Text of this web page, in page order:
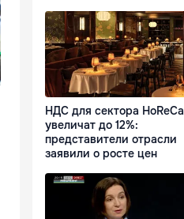
НДС для сектора HoReCa
увеличат до 12%:
представители отрасли
заявили о росте цен